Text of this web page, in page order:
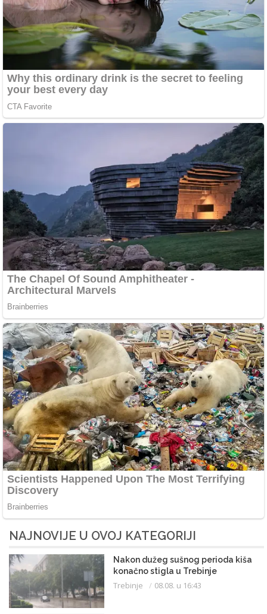
NAJNOVIJE U OVOJ KATEGORIJI
Nakon dužeg sušnog perioda kiša
konačno stigla u Trebinje
Trebinje 08.08. u 16:43